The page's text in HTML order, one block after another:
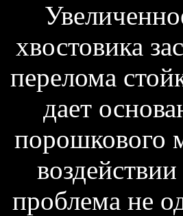
хвостовика
перелома
дает
порошкового
проблема не